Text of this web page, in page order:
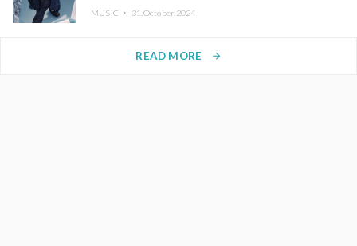
MUSIC ・ 31.October.2024
READ MORE arrow_forward